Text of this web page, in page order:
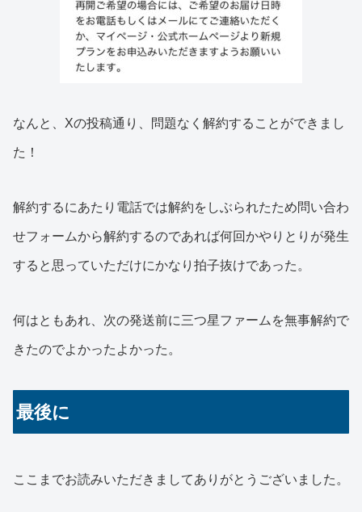
なんと、Xの投稿通り、問題なく解約することができまし
た！
解約するにあたり電話では解約をしぶられたため問い合わ
せフォームから解約するのであれば何回かやりとりが発生
すると思っていただけにかなり拍子抜けであった。
何はともあれ、次の発送前に三つ星ファームを無事解約で
きたのでよかったよかった。
最後に
ここまでお読みいただきましてありがとうございました。